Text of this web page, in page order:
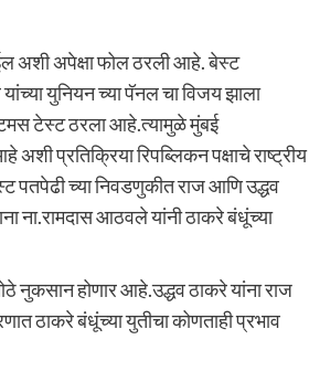
अशी अपेक्षा फोल ठरली आहे. बेस्ट
युनियन च्या पॅनल चा विजय झाला
टेस्ट ठरला आहे.त्यामुळे मुंबई
प्रतिक्रिया रिपब्लिकन पक्षाचे राष्ट्रीय
पतपेढी च्या निवडणुकीत राज आणि उद्धव
ना.रामदास आठवले यांनी ठाकरे बंधूंच्या
नुकसान होणार आहे.उद्धव ठाकरे यांना राज
ठाकरे बंधूंच्या युतीचा कोणताही प्रभाव